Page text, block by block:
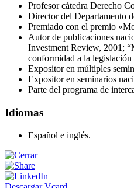
Profesor cátedra Derecho
Director del Departamento
Premiado con el premio
Autor de publicaciones
Investment Review, 2001;
conformidad a la
Expositor en múltiples
Expositor en seminarios
Parte del programa de
Idiomas
Español e inglés.